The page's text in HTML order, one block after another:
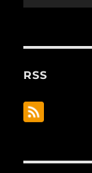
RSS